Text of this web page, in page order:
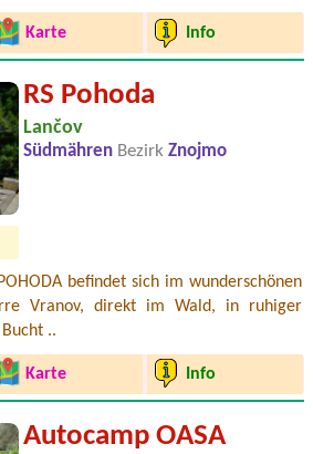
Karte Info
RS Pohoda
Lančov
Südmähren Bezirk Znojmo
befindet sich im wunderschönen
Vranov, direkt im Wald, in ruhiger
..
Karte Info
Autocamp OASA